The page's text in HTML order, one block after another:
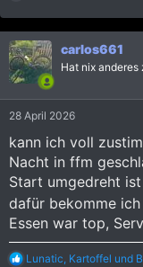
a
k
t
i
o
n
carlos661
Hat nix anderes
28 April 2026
kann ich voll
Nacht in ffm
Start umgedreht
dafür bekomme
Essen war top,
RLunatic, Kartoffel und